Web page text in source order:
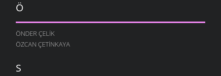
Ö
ÖNDER ÇELIK
ÖZCAN ÇETINKAYA
S